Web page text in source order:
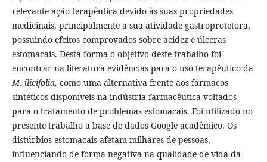
relevante ação terapêutica devido às suas propriedades
medicinais, principalmente a sua atividade gastroprotetora,
possuindo efeitos comprovados sobre acidez e úlceras
estomacais. Desta forma o objetivo deste trabalho foi
encontrar na literatura evidências para o uso terapêutico da
M. ilicifolia, como uma alternativa frente aos fármacos
sintéticos disponíveis na indústria farmacêutica voltados
para o tratamento de problemas estomacais. Foi utilizado no
presente trabalho a base de dados Google acadêmico. Os
distúrbios estomacais afetam milhares de pessoas,
influenciando de forma negativa na qualidade de vida da